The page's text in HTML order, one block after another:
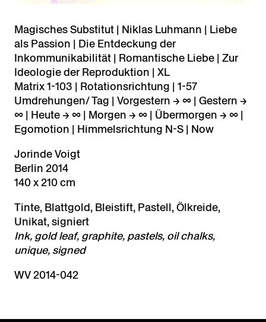
Magisches Substitut | Niklas Luhmann | Liebe
als Passion | Die Entdeckung der
Inkommunikabilität | Romantische Liebe | Zur
Ideologie der Reproduktion | XL
Matrix 1-103 | Rotationsrichtung | 1-57
Umdrehungen/ Tag | Vorgestern → ∞ | Gestern →
∞ | Heute → ∞ | Morgen → ∞ | Übermorgen → ∞ |
Egomotion | Himmelsrichtung N-S | Now
Jorinde Voigt
Berlin 2014
140 x 210 cm
Tinte, Blattgold, Bleistift, Pastell, Ölkreide,
Unikat, signiert
Ink, gold leaf, graphite, pastels, oil chalks,
unique, signed
WV 2014-042